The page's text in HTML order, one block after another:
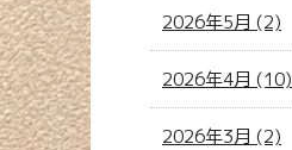
2026年5月 (2)
2026年4月 (10)
2026年3月 (2)